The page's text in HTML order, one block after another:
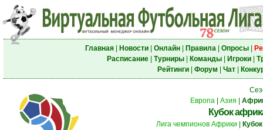
Главная| Новости| Онлайн| Правила| Опросы|
Расписание| Турниры| Команды| Игроки|
Рейтинги| Форум Чат|
Европа
Азия
Кубок
Лига чемпионов Африки